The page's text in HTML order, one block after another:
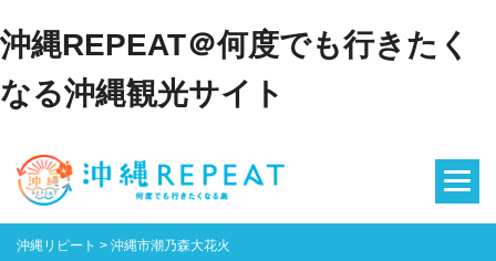
沖縄REPEAT＠何度でも行きたく
なる沖縄観光サイト
沖縄リピート > 沖縄市潮乃森大花火